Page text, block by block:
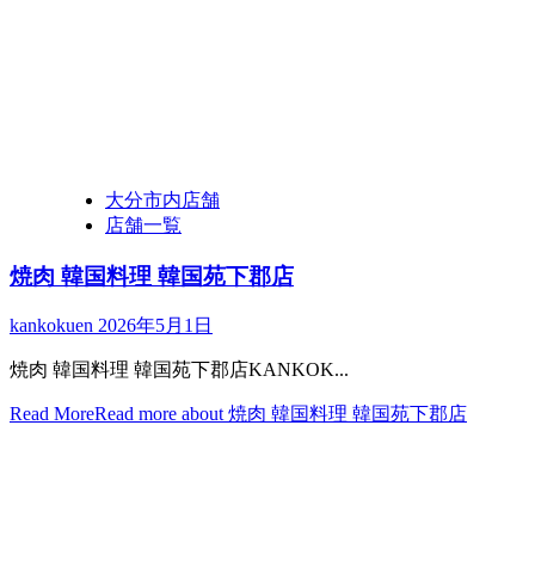
大分市内店舗
店舗一覧
焼肉 韓国料理 韓国苑下郡店
kankokuen 2026年5月1日
焼肉 韓国料理 韓国苑下郡店KANKOK...
Read MoreRead more about 焼肉 韓国料理 韓国苑下郡店